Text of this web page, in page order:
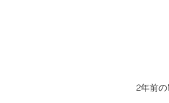
2年前